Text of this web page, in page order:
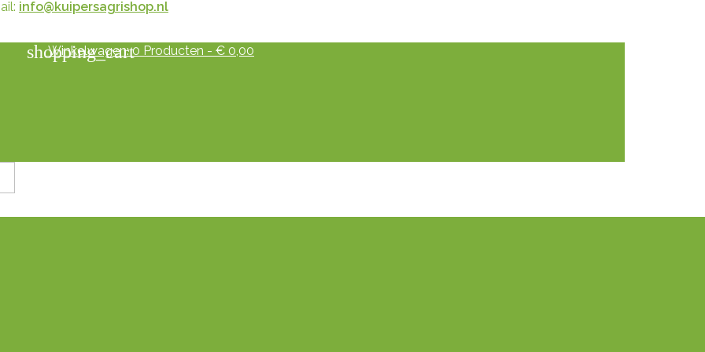
info@kuipersagrishop.nl
shopping_cart
Winkelwagen: 0 Producten - € 0,00